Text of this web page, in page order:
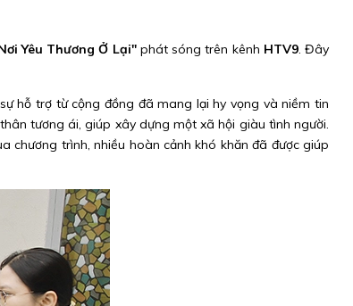
Yêu Thương Ở Lại"phát sóng trên kênh HTV9. Đây
hỗ trợ từ cộng đồng đã mang lại hy vọng và niềm tin
tương ái, giúp xây dựng một xã hội giàu tình người.
chương trình, nhiều hoàn cảnh khó khăn đã được giúp